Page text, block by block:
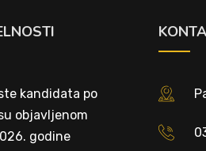
kandidata po
objavljenom
godine